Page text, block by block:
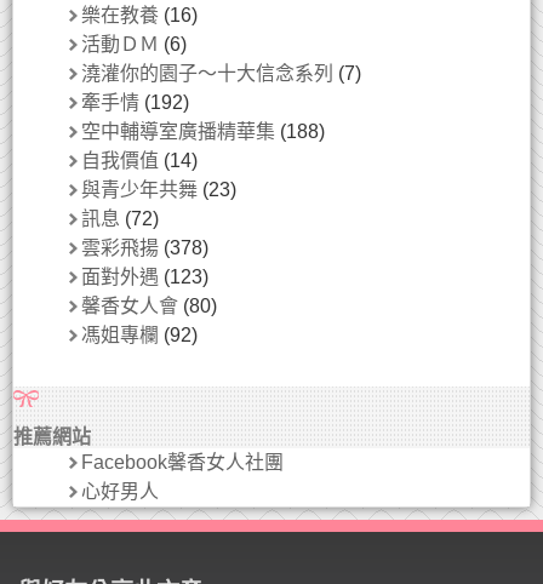
樂在教養 (16)
活動ＤＭ (6)
澆灌你的園子～十大信念系列 (7)
牽手情 (192)
空中輔導室廣播精華集 (188)
自我價值 (14)
與青少年共舞 (23)
訊息 (72)
雲彩飛揚 (378)
面對外遇 (123)
馨香女人會 (80)
馮姐專欄 (92)
推薦網站
Facebook馨香女人社團
心好男人